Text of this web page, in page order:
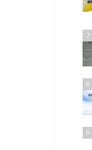
7
8
9